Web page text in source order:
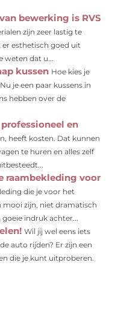
bewerking is RVS
zijn zeer lastig te
er esthetisch goed uit
weten dat u...
kussen Hoe kies je
je een paar kussens in
hebben over de
en
heeft kosten. Dat kunnen
te huren en alles zelf
raambekleding voor
die je voor het
zijn, niet dramatisch
indruk achter...
Wil jij wel eens iets
auto rijden? Er zijn een
die je kunt uitproberen.